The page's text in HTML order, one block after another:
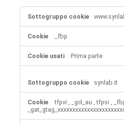
Cookie
per
pubblicità
mirata
_fbp
Prima parte
synlab.it
tfpvi, _gcl_au,tfpsi,